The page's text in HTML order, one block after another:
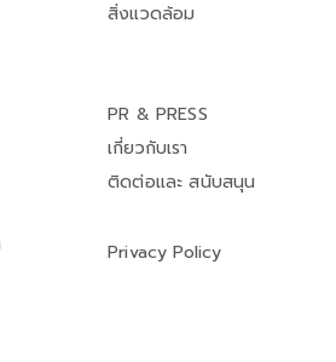
สิ่งแวดล้อม
PR & PRESS
เกี่ยวกับเรา
ติดต่อและ สนับสนุน
Privacy Policy